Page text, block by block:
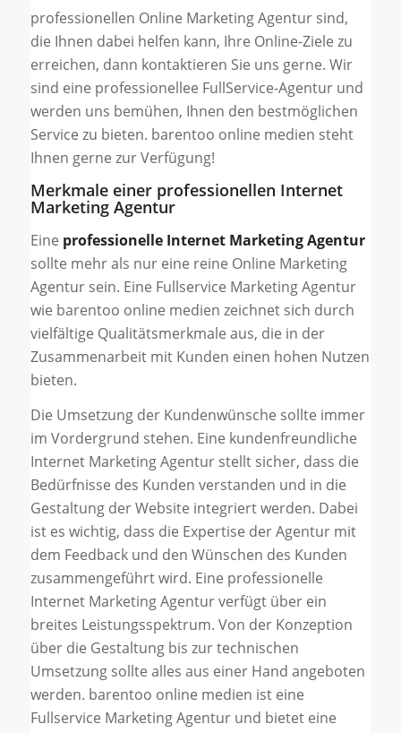
professionellen Online Marketing Agentur sind,
die Ihnen dabei helfen kann, Ihre Online-Ziele zu
erreichen, dann kontaktieren Sie uns gerne. Wir
sind eine professionellee FullService-Agentur und
werden uns bemühen, Ihnen den bestmöglichen
Service zu bieten. barentoo online medien steht
Ihnen gerne zur Verfügung!
Merkmale einer professionellen Internet
Marketing Agentur
Eine professionelle Internet Marketing Agentur
sollte mehr als nur eine reine Online Marketing
Agentur sein. Eine Fullservice Marketing Agentur
wie barentoo online medien zeichnet sich durch
vielfältige Qualitätsmerkmale aus, die in der
Zusammenarbeit mit Kunden einen hohen Nutzen
bieten.
Die Umsetzung der Kundenwünsche sollte immer
im Vordergrund stehen. Eine kundenfreundliche
Internet Marketing Agentur stellt sicher, dass die
Bedürfnisse des Kunden verstanden und in die
Gestaltung der Website integriert werden. Dabei
ist es wichtig, dass die Expertise der Agentur mit
dem Feedback und den Wünschen des Kunden
zusammengeführt wird. Eine professionelle
Internet Marketing Agentur verfügt über ein
breites Leistungsspektrum. Von der Konzeption
über die Gestaltung bis zur technischen
Umsetzung sollte alles aus einer Hand angeboten
werden. barentoo online medien ist eine
Fullservice Marketing Agentur und bietet eine